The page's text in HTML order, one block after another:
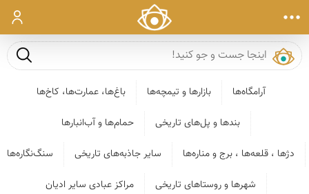
ورود
جست و
آرامگاه‌ها بازارها و تیمچه‌ها باغ‌ها، عمارت‌ها، کاخ‌ها
بندها و پل‌های تاریخی حمام‌ها و آب‌انبارها
دژها ، قلعه‌ها ، برج و مناره‌ها سایر جاذبه‌های تاریخی سنگ‌نگاره‌ها
شهرها و روستاهای تاریخی مراکز عبادی سایر ادیان